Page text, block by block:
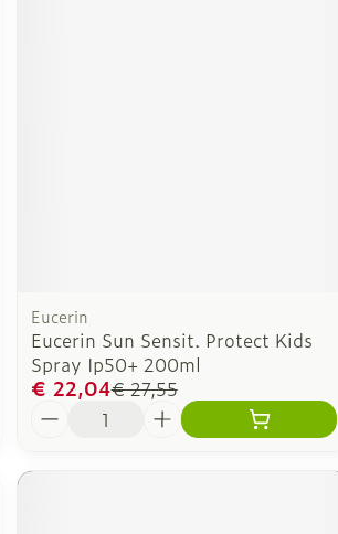
Eucerin
Eucerin Sun Sensit. Protect Kids
Spray Ip50+ 200ml
€ 27,55
€ 22,04